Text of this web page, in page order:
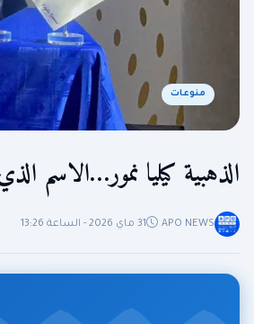
منوعات
الذهبية كيليا نمور…الاسم
APO NEWS 31 ماي 2026 - الساعة 13:26